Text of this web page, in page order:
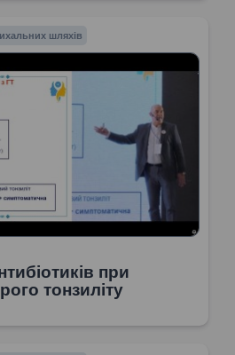
шляхів
при
тонзиліту